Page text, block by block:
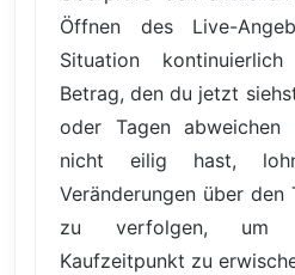
Öffnen des Live-
Situation
Betrag, den du jetzt
oder Tagen
nicht eilig hast,
Veränderungen über den
zu verfolgen, um
Kaufzeitpunkt zu